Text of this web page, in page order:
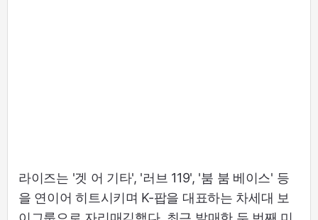
라이즈는 '겟 어 기타', '러브 119', '붐 붐 베이스' 등
을 연이어 히트시키며 K-팝을 대표하는 차세대 보